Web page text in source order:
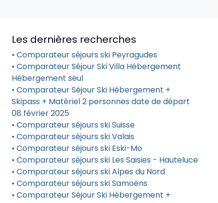
Les dernières recherches
• Comparateur séjours ski Peyragudes
• Comparateur Séjour Ski Villa Hébergement
Hébergement seul
• Comparateur Séjour Ski Hébergement +
Skipass + Matériel 2 personnes date de départ
08 février 2025
• Comparateur séjours ski Suisse
• Comparateur séjours ski Valais
• Comparateur séjours ski Eski-Mo
• Comparateur séjours ski Les Saisies - Hauteluce
• Comparateur séjours ski Alpes du Nord
• Comparateur séjours ski Samoëns
• Comparateur Séjour Ski Hébergement +